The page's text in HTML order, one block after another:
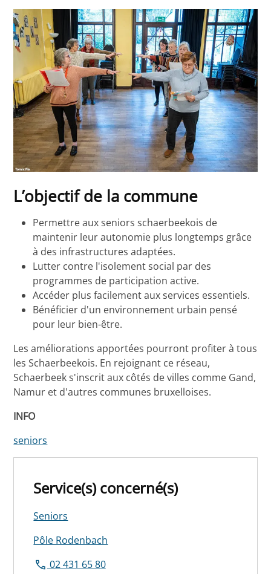
L’objectif de la commune
Permettre aux seniors schaerbeekois de
maintenir leur autonomie plus longtemps grâce
à des infrastructures adaptées.
Lutter contre l'isolement social par des
programmes de participation active.
Accéder plus facilement aux services essentiels.
Bénéficier d'un environnement urbain pensé
pour leur bien-être.
Les améliorations apportées pourront profiter à tous
les Schaerbeekois. En rejoignant ce réseau,
Schaerbeek s'inscrit aux côtés de villes comme Gand,
Namur et d'autres communes bruxelloises.
INFO
seniors
Service(s) concerné(s)
Seniors
Pôle Rodenbach
02 431 65 80